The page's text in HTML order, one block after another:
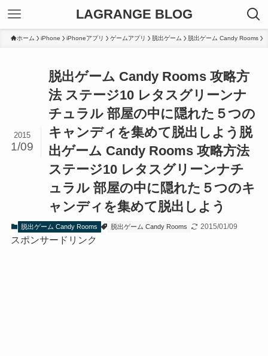
LAGRANGE BLOG
ホーム iPhone iPhoneアプリ ゲームアプリ 脱出ゲーム 脱出ゲーム Candy Rooms
脱出ゲーム Candy Rooms 攻略方
法 ステージ10 レタスグリーンナ
チュラル 部屋の中に隠れた５つの
キャンディを集めて脱出しよう 脱
出ゲーム Candy Rooms 攻略方法
ステージ10 レタスグリーンナチ
ュラル 部屋の中に隠れた５つのキ
ャンディを集めて脱出しよう
2015
1/09
脱出ゲーム Candy Rooms 脱出ゲーム Candy Rooms 2015/01/09
スポンサードリンク